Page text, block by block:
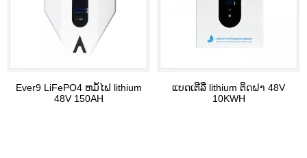
Ever9 LiFePO4 ຫມໍ້ໄຟ lithium
48V 150AH
ແບດເຕີລີ່ lithium ຕິດຝາ 48V
10KWH